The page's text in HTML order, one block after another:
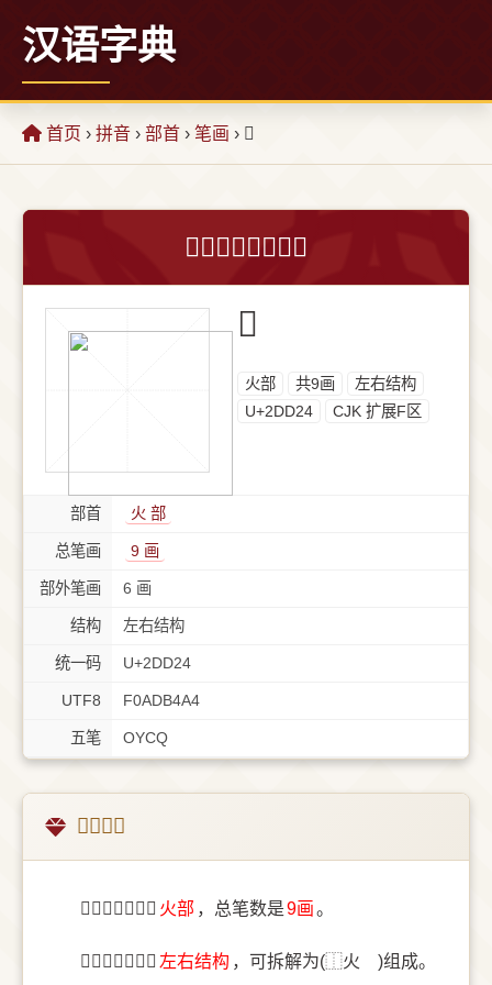
汉语字典
首页 › 拼音 › 部首 › 笔画 › 𭴤
𭴤字的意思和解释
𭴤
⽕部 共9画
左右结构
U+2DD24
CJK 扩展F区
部首 ⽕ 部
总笔画 9 画
部外笔画 6 画
结构 左右结构
统一码 U+2DD24
UTF8 F0ADB4A4
五笔 OYCQ
𭴤字概述
〔𭴤〕字部首是 ⽕部 ，总笔数是9画。
〔𭴤〕字结构是 左右结构 ，可拆解为(⿰火𠘺)组成。